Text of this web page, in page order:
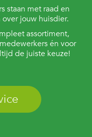
staan met raad en
jouw huisdier.
assortiment,
én voor
de juiste keuze!